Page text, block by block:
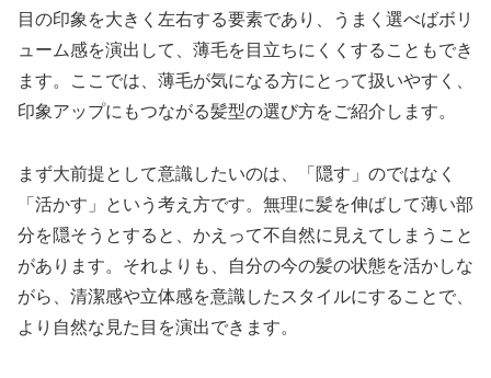
目の印象を大きく左右する要素であり、うまく選べばボリ
ューム感を演出して、薄毛を目立ちにくくすることもでき
ます。ここでは、薄毛が気になる方にとって扱いやすく、
印象アップにもつながる髪型の選び方をご紹介します。
まず大前提として意識したいのは、「隠す」のではなく
「活かす」という考え方です。無理に髪を伸ばして薄い部
分を隠そうとすると、かえって不自然に見えてしまうこと
があります。それよりも、自分の今の髪の状態を活かしな
がら、清潔感や立体感を意識したスタイルにすることで、
より自然な見た目を演出できます。